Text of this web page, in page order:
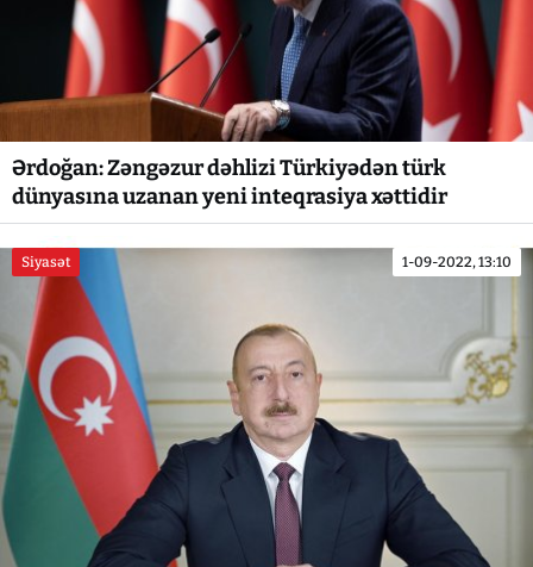
Ərdoğan: Zəngəzur dəhlizi Türkiyədən türk
dünyasına uzanan yeni inteqrasiya xəttidir
Siyasət 1-09-2022, 13:10